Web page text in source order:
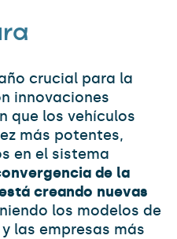
crucial para la
innovaciones
que los vehículos
más potentes,
en el sistema
de la
creando nuevas
los modelos de
las empresas más